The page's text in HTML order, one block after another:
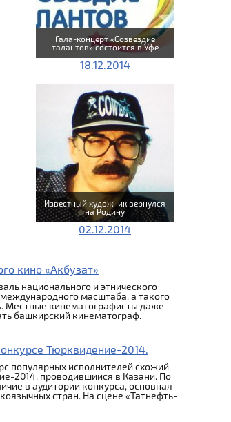
Гала-концерт «Созвездие
талантов» состоится в Уфе
18.12.2014
Известный художник вернулся
на Родину
02.12.2014
кино «Акбузат»
национального и этнического
масштаба, а такого
Местные кинематографисты даже
башкирский кинематограф.
Тюрквидение-2014.
популярных исполнителей схожий
2014, проводившийся в Казани. По
в аудитории конкурса, основная
стран. На сцене «Татнефть-